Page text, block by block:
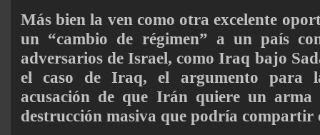
Más bien la ven como otra excelente
un “cambio de régimen” a un país
adversarios de Israel, como Iraq bajo
el caso de Iraq, el argumento para
acusación de que Irán quiere un
destrucción masiva que podría compartir